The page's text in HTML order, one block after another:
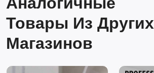
Товары Из Других
Магазинов